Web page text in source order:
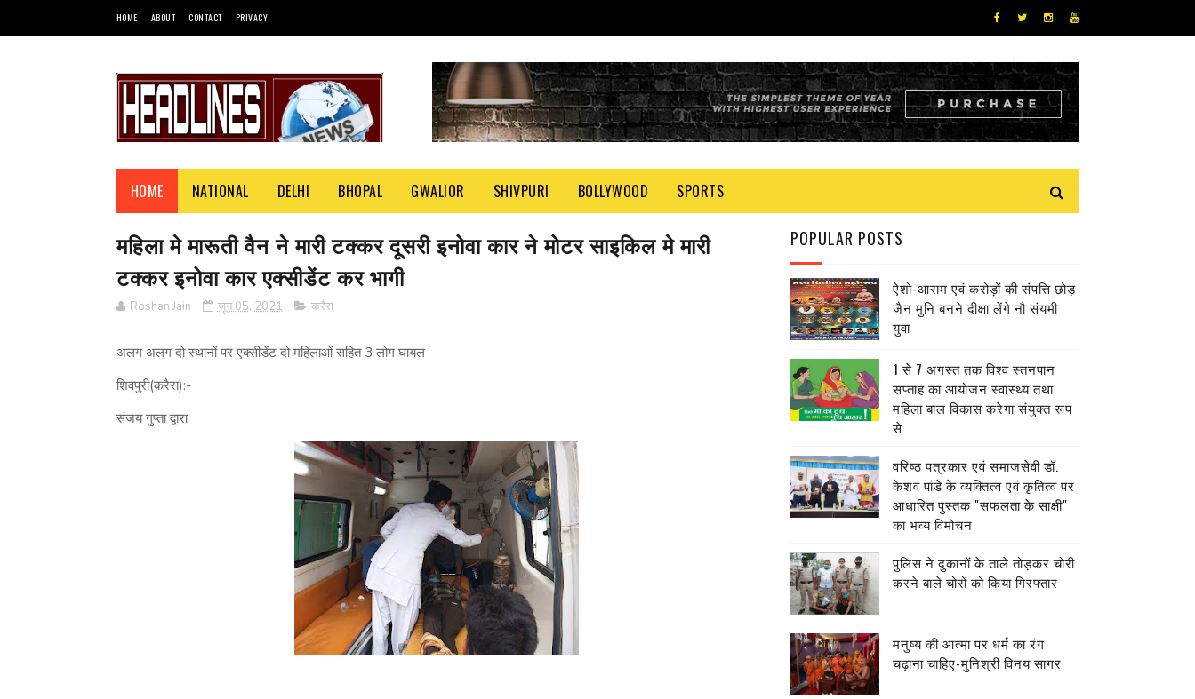
HOME ABOUT CONTACT PRIVACY
HOME NATIONAL DELHI BHOPAL GWALIOR SHIVPURI BOLLYWOOD SPORTS
महिला मे मारूती वैन ने मारी टक्कर दूसरी इनोवा कार ने मोटर साइकिल मे मारी
टक्कर इनोवा कार एक्सीडेंट कर भागी
Roshan Jain जून 05, 2021 करैरा
अलग अलग दो स्थानों पर एक्सीडेंट दो महिलाओं सहित 3 लोग घायल
शिवपुरी(करैरा):-
संजय गुप्ता द्वारा
POPULAR POSTS
ऐशो-आराम एवं करोड़ों की संपत्ति छोड़
जैन मुनि बनने दीक्षा लेंगे नौ संयमी
युवा
1 से 7 अगस्त तक विश्व स्तनपान
सप्ताह का आयोजन स्वास्थ्य तथा
महिला बाल विकास करेगा संयुक्त रूप
से
वरिष्ठ पत्रकार एवं समाजसेवी डॉ.
केशव पांडे के व्यक्तित्व एवं कृतित्व पर
आधारित पुस्तक "सफलता के साक्षी"
का भव्य विमोचन
पुलिस ने दुकानों के ताले तोड़कर चोरी
करने बाले चोरों को किया गिरफ्तार
मनुष्य की आत्मा पर धर्म का रंग
चढ़ाना चाहिए-मुनिश्री विनय सागर